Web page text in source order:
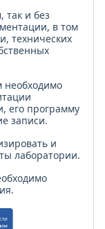
так и без
в том
технических
его программу
записи.
и
лаборатории.